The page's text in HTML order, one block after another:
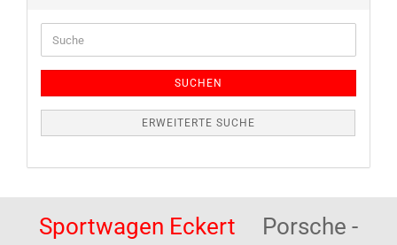
SUCHEN
ERWEITERTE SUCHE
Sportwagen Eckert Porsche -